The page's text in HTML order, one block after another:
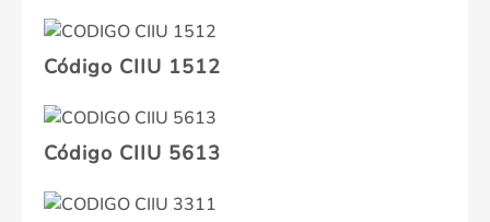
Código CIIU 1512
Código CIIU 5613